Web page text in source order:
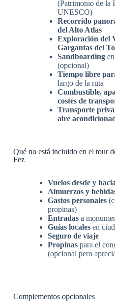
(Patrimonio de la
UNESCO)
Recorrido
del Alto Atlas
Exploración del
Gargantas del
Sandboardingen
(opcional)
Tiempo libre
largo de la ruta
Combustible,
costes de
Transporte
aire
Qué no está incluido en el tour
Fez
Vuelos desde y
Almuerzos y
Gastos personales
propinas)
Entradasa
Guías localesen
Seguro de viaje
Propinaspara el
(opcional pero
Complementos opcionales